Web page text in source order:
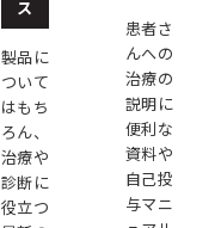
ス
製品に
ついて
はもち
ろん、
治療や
診断に
役立つ
患者さ
んへの
治療の
説明に
便利な
資料や
自己投
与マニ